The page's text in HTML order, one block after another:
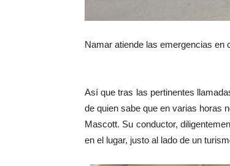
Namar atiende las emergencias en
Así que tras las pertinentes
de quien sabe que en varias horas
Mascott. Su conductor,
en el lugar, justo al lado de un